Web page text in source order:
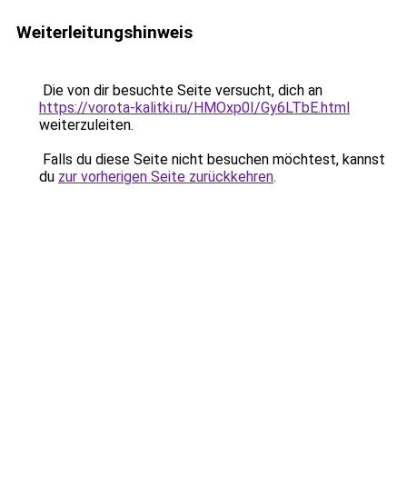
Weiterleitungshinweis
Die von dir besuchte Seite versucht, dich an
https://vorota-kalitki.ru/HMOxp0I/Gy6LTbE.html
weiterzuleiten.
Falls du diese Seite nicht besuchen möchtest, kannst
du zur vorherigen Seite zurückkehren.